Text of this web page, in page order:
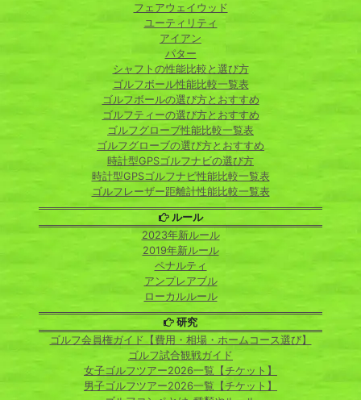
フェアウェイウッド
ユーティリティ
アイアン
パター
シャフトの性能比較と選び方
ゴルフボール性能比較一覧表
ゴルフボールの選び方とおすすめ
ゴルフティーの選び方とおすすめ
ゴルフグローブ性能比較一覧表
ゴルフグローブの選び方とおすすめ
時計型GPSゴルフナビの選び方
時計型GPSゴルフナビ性能比較一覧表
ゴルフレーザー距離計性能比較一覧表
ルール
2023年新ルール
2019年新ルール
ペナルティ
アンプレアブル
ローカルルール
研究
ゴルフ会員権ガイド【費用・相場・ホームコース選び】
ゴルフ試合観戦ガイド
女子ゴルフツアー2026一覧【チケット】
男子ゴルフツアー2026一覧【チケット】